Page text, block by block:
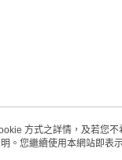
們
方式之詳情，及若您
。您繼續使用本網站即表